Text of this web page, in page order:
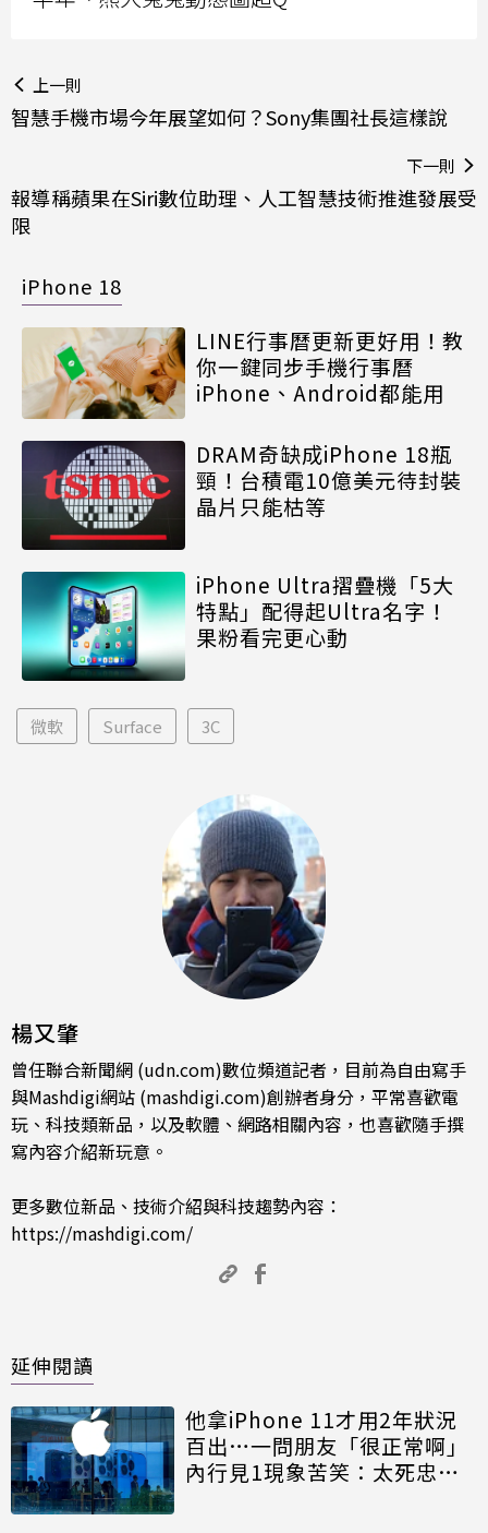
上一則
智慧手機市場今年展望如何？Sony集團社長這樣說
下一則
報導稱蘋果在Siri數位助理、人工智慧技術推進發展受
限
iPhone 18
LINE行事曆更新更好用！教
你一鍵同步手機行事曆
iPhone、Android都能用
DRAM奇缺成iPhone 18瓶
頸！台積電10億美元待封裝
晶片只能枯等
iPhone Ultra摺疊機「5大
特點」配得起Ultra名字！
果粉看完更心動
微軟 Surface 3C
楊又肇
曾任聯合新聞網 (udn.com)數位頻道記者，目前為自由寫手
與Mashdigi網站 (mashdigi.com)創辦者身分，平常喜歡電
玩、科技類新品，以及軟體、網路相關內容，也喜歡隨手撰
寫內容介紹新玩意。
更多數位新品、技術介紹與科技趨勢內容：
https://mashdigi.com/
延伸閱讀
他拿iPhone 11才用2年狀況
百出…一問朋友「很正常啊」
內行見1現象苦笑：太死忠了